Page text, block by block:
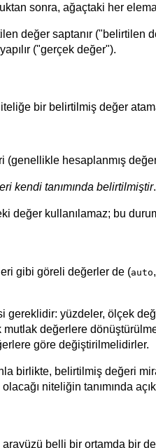
sonra, ağaçtaki her
değer saptanır
("gerçek değer").
bir belirtilmiş değer
(genellikle hesaplanmış
kendi tanımında belirtilmiştir.
değer kullanılamaz; bu
gibi göreli değerler de (auto
yüzdeler, ölçek
mutlak değerlere
göre değiştirilmelidirler.
birlikte, belirtilmiş değeri
niteliğin tanımında
arayüzü belli bir ortamda